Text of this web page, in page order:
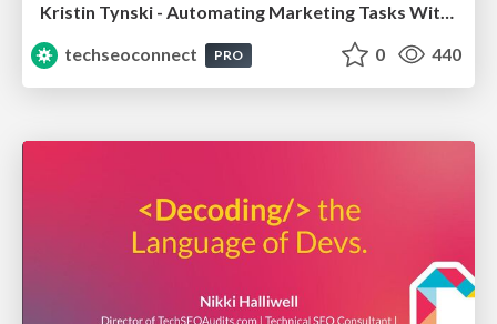
Kristin Tynski - Automating Marketing Tasks With AI
techseoconnect
PRO 0 440